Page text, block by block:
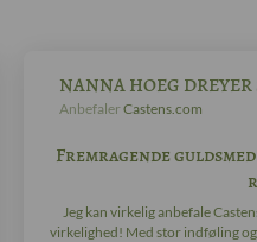
NANNA HOEG
Anbefaler Castens.com
Fremragende
Jeg kan virkelig anbefale
virkelighed! Med stor indføling